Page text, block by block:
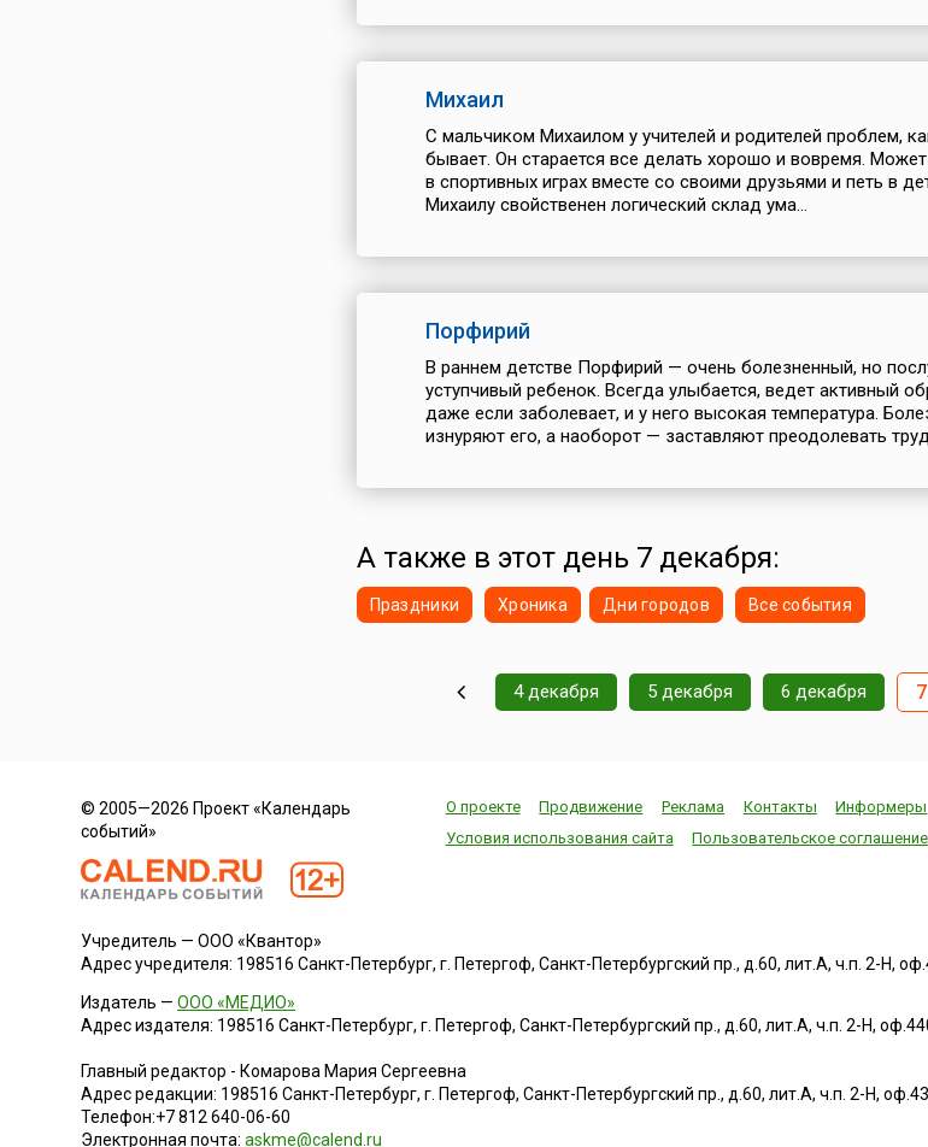
Михаил
С мальчиком Михаилом у учителей и родителей проблем,
бывает. Он старается все делать хорошо и вовремя. Может
в спортивных играх вместе со своими друзьями и петь в
Михаилу свойственен логический склад ума...
Порфирий
В раннем детстве Порфирий — очень болезненный, но
уступчивый ребенок. Всегда улыбается, ведет активный
даже если заболевает, и у него высокая температура.
изнуряют его, а наоборот — заставляют преодолевать
А также в этот день 7 декабря:
Праздники Хроника Дни городов Все события
4 декабря 5 декабря 6 декабря
© 2005—2026 Проект «Календарь
событий»
О проекте Продвижение Реклама Контакты
Информеры
Условия использования сайта
Пользовательское соглашение
Учредитель — ООО «Квантор»
Адрес учредителя: 198516 Санкт-Петербург, г. Петергоф, Санкт-Петербургский пр., д.60, лит.А, ч.п. 2-Н,
Издатель —ООО «МЕДИО»
Адрес издателя: 198516 Санкт-Петербург, г. Петергоф, Санкт-Петербургский пр., д.60, лит.А, ч.п. 2-Н,
Главный редактор - Комарова Мария Сергеевна
Адрес редакции: 198516 Санкт-Петербург, г. Петергоф,Санкт-Петербургский пр., д.60, лит.А, ч.п. 2-Н,
Телефон:+7 812 640-06-60
Электронная почта:askme@calend.ru